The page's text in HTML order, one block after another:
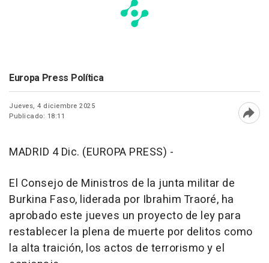
Europa Press Política
Jueves, 4 diciembre 2025
Publicado: 18:11
MADRID 4 Dic. (EUROPA PRESS) -
El Consejo de Ministros de la junta militar de
Burkina Faso, liderada por Ibrahim Traoré, ha
aprobado este jueves un proyecto de ley para
restablecer la plena de muerte por delitos como
la alta traición, los actos de terrorismo y el